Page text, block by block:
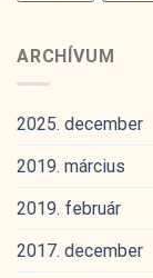
ARCHÍVUM
2025. december
2019. március
2019. február
2017. december